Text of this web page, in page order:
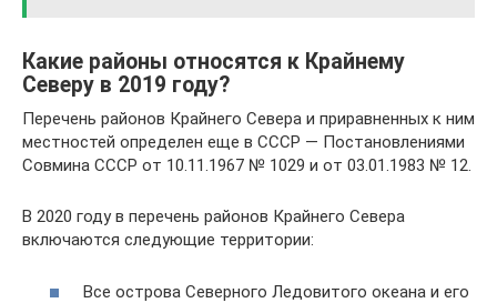
Какие районы относятся к Крайнему
Северу в 2019 году?
Перечень районов Крайнего Севера и приравненных к ним
местностей определен еще в СССР — Постановлениями
Совмина СССР от 10.11.1967 № 1029 и от 03.01.1983 № 12.
В 2020 году в перечень районов Крайнего Севера
включаются следующие территории:
Все острова Северного Ледовитого океана и его